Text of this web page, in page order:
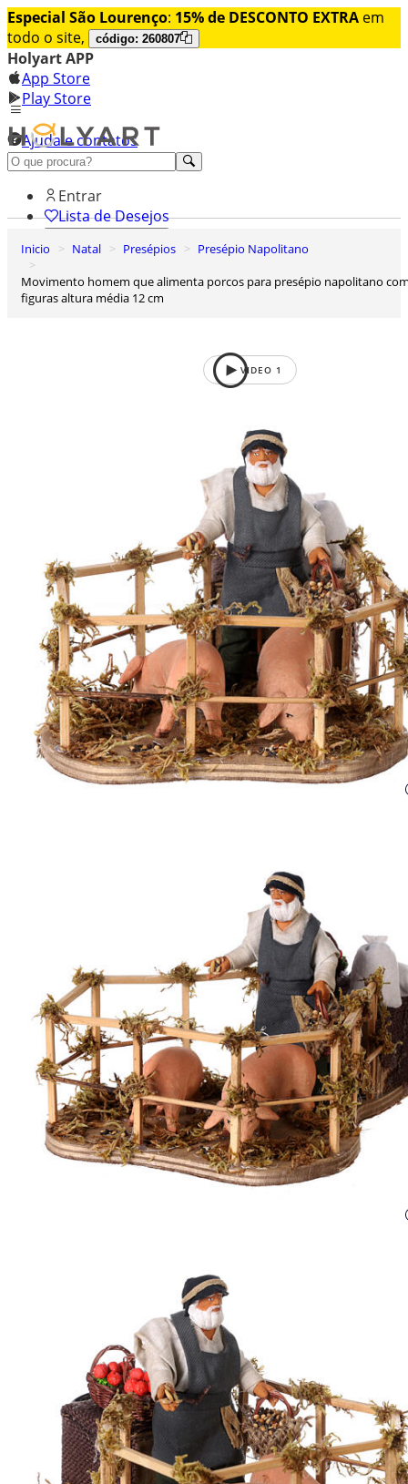
Especial São Lourenço: 15% de DESCONTO EXTRA em
todo o site,
código: 260807
Holyart APP
App Store
Play Store
Ajuda e contatos
Conheça premium
Entrar
Lista de Desejos
Inicio Natal Presépios
Presépio Napolitano
Movimento homem que alimenta porcos para presépio napolitano com
figuras altura média 12 cm
VIDEO 1